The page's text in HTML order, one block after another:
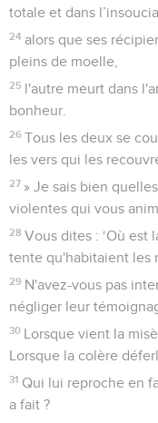
totale et dans
24 alors que ses
pleins de moelle,
25 l'autre meurt dans
bonheur.
26 Tous les deux se
les vers qui les
27 » Je sais bien
violentes qui vous
28 Vous dites : ‘Où est
tente qu'habitaient les
29 N'avez-vous pas
négliger leur
30 Lorsque vient la
Lorsque la colère
31 Qui lui reproche en
a fait ?